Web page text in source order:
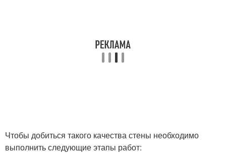
Чтобы добиться такого качества стены необходимо
выполнить следующие этапы работ: